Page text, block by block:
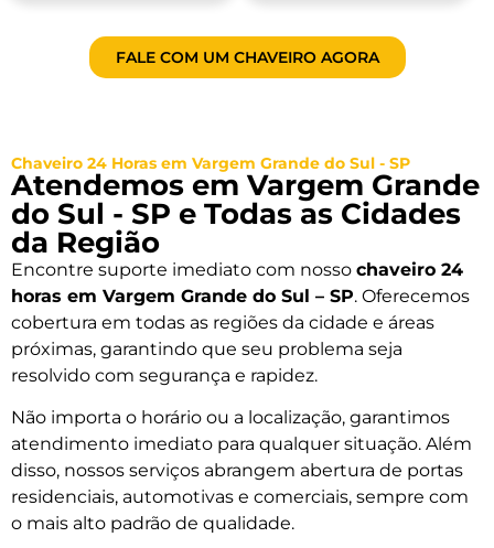
FALE COM UM CHAVEIRO AGORA
Chaveiro 24 Horas em Vargem Grande do Sul - SP
Atendemos em Vargem Grande
do Sul - SP e Todas as Cidades
da Região
Encontre suporte imediato com nosso chaveiro 24
horas em Vargem Grande do Sul – SP. Oferecemos
cobertura em todas as regiões da cidade e áreas
próximas, garantindo que seu problema seja
resolvido com segurança e rapidez.
Não importa o horário ou a localização, garantimos
atendimento imediato para qualquer situação. Além
disso, nossos serviços abrangem abertura de portas
residenciais, automotivas e comerciais, sempre com
o mais alto padrão de qualidade.